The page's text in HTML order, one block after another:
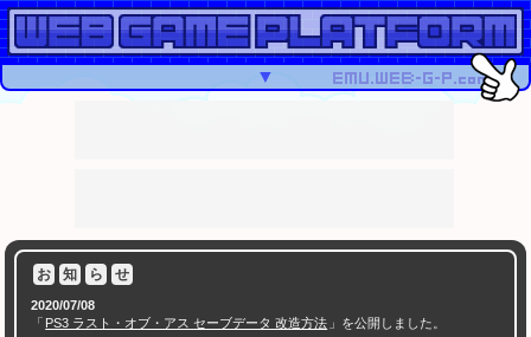
▼
お 知 ら せ
2020/07/08
「 PS3 ラスト・オブ・アス セーブデータ 改造方法 」を公開しました。